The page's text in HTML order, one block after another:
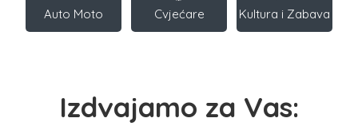
Auto Moto Cvjećare Kultura i Zabava
Izdvajamo za Vas: